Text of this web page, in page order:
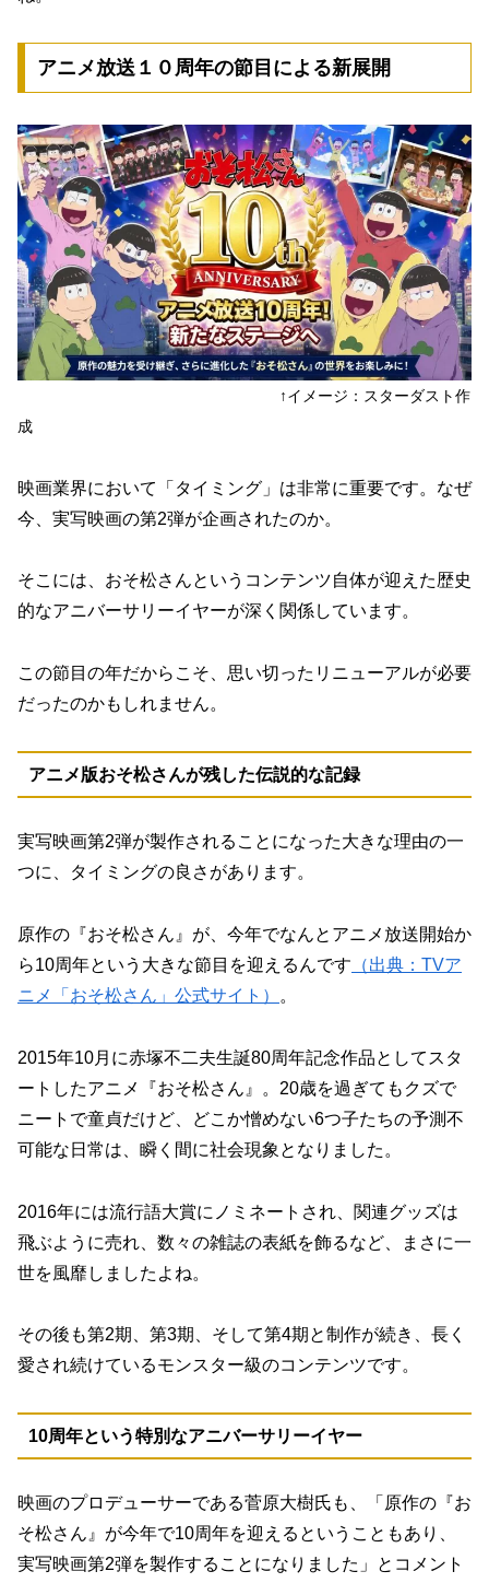
アニメ放送１０周年の節目による新展開
↑イメージ：スターダスト作
成
映画業界において「タイミング」は非常に重要です。なぜ
今、実写映画の第2弾が企画されたのか。
そこには、おそ松さんというコンテンツ自体が迎えた歴史
的なアニバーサリーイヤーが深く関係しています。
この節目の年だからこそ、思い切ったリニューアルが必要
だったのかもしれません。
アニメ版おそ松さんが残した伝説的な記録
実写映画第2弾が製作されることになった大きな理由の一
つに、タイミングの良さがあります。
原作の『おそ松さん』が、今年でなんとアニメ放送開始か
ら10周年という大きな節目を迎えるんです （出典：TVア
ニメ「おそ松さん」公式サイト）
。
2015年10月に赤塚不二夫生誕80周年記念作品としてスタ
ートしたアニメ『おそ松さん』。20歳を過ぎてもクズで
ニートで童貞だけど、どこか憎めない6つ子たちの予測不
可能な日常は、瞬く間に社会現象となりました。
2016年には流行語大賞にノミネートされ、関連グッズは
飛ぶように売れ、数々の雑誌の表紙を飾るなど、まさに一
世を風靡しましたよね。
その後も第2期、第3期、そして第4期と制作が続き、長く
愛され続けているモンスター級のコンテンツです。
10周年という特別なアニバーサリーイヤー
映画のプロデューサーである菅原大樹氏も、「原作の『お
そ松さん』が今年で10周年を迎えるということもあり、
実写映画第2弾を製作することになりました」とコメント